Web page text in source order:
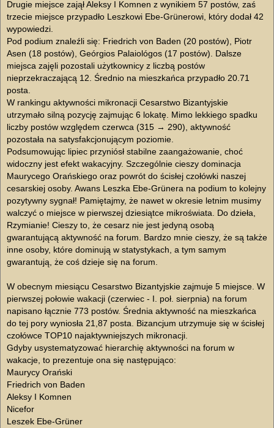
Drugie miejsce zajął Aleksy I Komnen z wynikiem 57 postów, zaś
trzecie miejsce przypadło Leszkowi Ebe-Grünerowi, który dodał 42
wypowiedzi.
Pod podium znaleźli się: Friedrich von Baden (20 postów), Piotr
Asen (18 postów), Geórgios Palaiológos (17 postów). Dalsze
miejsca zajęli pozostali użytkownicy z liczbą postów
nieprzekraczającą 12. Średnio na mieszkańca przypadło 20.71
posta.
W rankingu aktywności mikronacji Cesarstwo Bizantyjskie
utrzymało silną pozycję zajmując 6 lokatę. Mimo lekkiego spadku
liczby postów względem czerwca (315 → 290), aktywność
pozostała na satysfakcjonującym poziomie.
Podsumowując lipiec przyniósł stabilne zaangażowanie, choć
widoczny jest efekt wakacyjny. Szczególnie cieszy dominacja
Maurycego Orańskiego oraz powrót do ścisłej czołówki naszej
cesarskiej osoby. Awans Leszka Ebe-Grünera na podium to kolejny
pozytywny sygnał! Pamiętajmy, że nawet w okresie letnim musimy
walczyć o miejsce w pierwszej dziesiątce mikroświata. Do dzieła,
Rzymianie! Cieszy to, że cesarz nie jest jedyną osobą
gwarantującą aktywność na forum. Bardzo mnie cieszy, że są także
inne osoby, które dominują w statystykach, a tym samym
gwarantują, że coś dzieje się na forum.
W obecnym miesiącu Cesarstwo Bizantyjskie zajmuje 5 miejsce. W
pierwszej połowie wakacji (czerwiec - I. poł. sierpnia) na forum
napisano łącznie 773 postów. Średnia aktywność na mieszkańca
do tej pory wyniosła 21,87 posta. Bizancjum utrzymuje się w ścisłej
czołówce TOP10 najaktywniejszych mikronacji.
Gdyby usystematyzować hierarchię aktywności na forum w
wakacje, to prezentuje ona się następująco:
Maurycy Orański
Friedrich von Baden
Aleksy I Komnen
Nicefor
Leszek Ebe-Grüner